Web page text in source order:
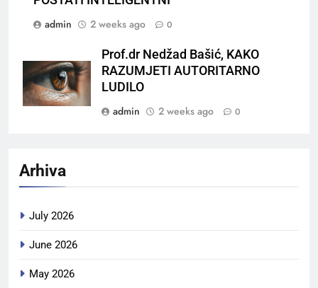
admin
2 weeks ago 0
Prof.dr Nedžad Bašić, KAKO
RAZUMJETI AUTORITARNO
LUDILO
admin
2 weeks ago 0
Arhiva
July 2026
June 2026
May 2026